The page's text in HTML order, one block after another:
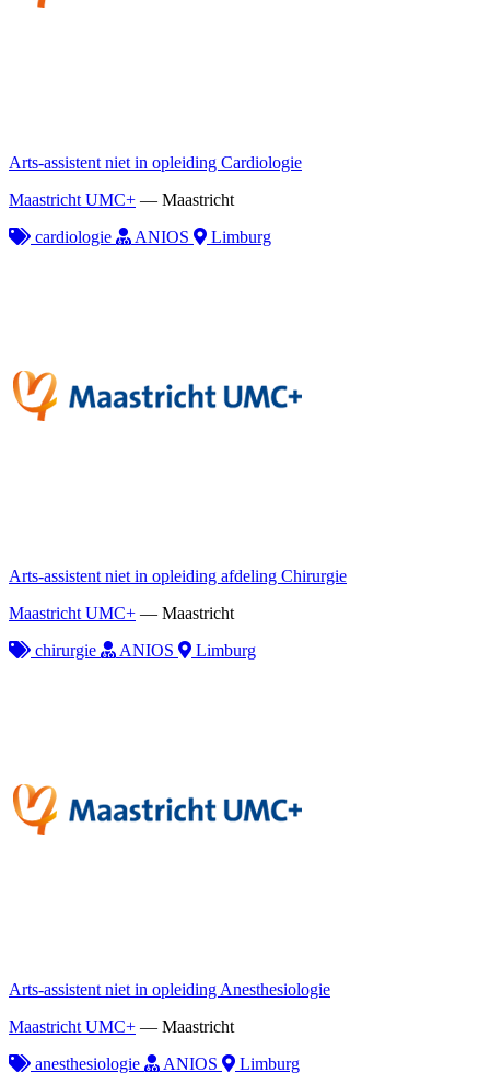
Arts-assistent niet in opleiding Cardiologie
Maastricht UMC+ — Maastricht
cardiologie
ANIOS Limburg
Arts-assistent niet in opleiding afdeling Chirurgie
Maastricht UMC+ — Maastricht
chirurgie
ANIOS Limburg
Arts-assistent niet in opleiding Anesthesiologie
Maastricht UMC+ — Maastricht
anesthesiologie
ANIOS Limburg